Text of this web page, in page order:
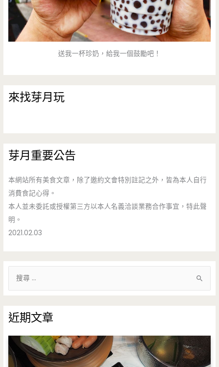
送我一杯珍奶，給我一個鼓勵吧！
來找芽月玩
芽月重要公告
本網站所有美食文章，除了邀約文會特別註記之外，皆為本人自行
消費食記心得。
本人並未委託或授權第三方以本人名義洽談業務合作事宜，特此聲
明。
2021.02.03
鍵
字
:
近期文章